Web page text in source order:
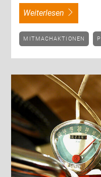
weiterlesen
MITMACHAKTIONEN